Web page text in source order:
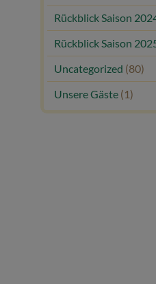
Rückblick Saison
Rückblick Saison
Uncategorized (80)
Unsere Gäste (1)